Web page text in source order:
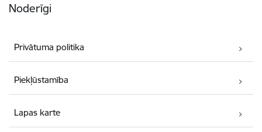
Noderīgi
Privātuma politika
Piekļūstamība
Lapas karte